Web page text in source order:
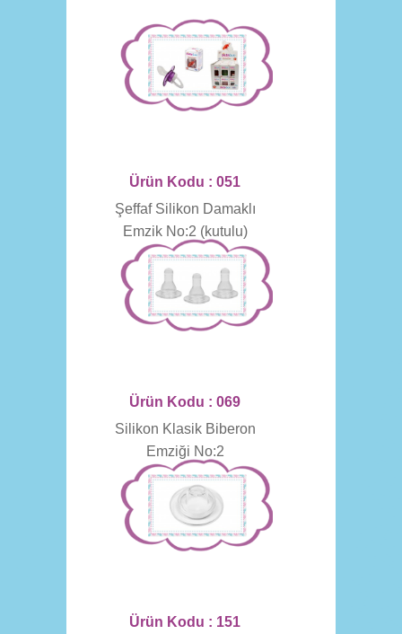
Ürün Kodu : 051
Şeffaf Silikon Damaklı
Emzik No:2 (kutulu)
Ürün Kodu : 069
Silikon Klasik Biberon
Emziği No:2
Ürün Kodu : 151